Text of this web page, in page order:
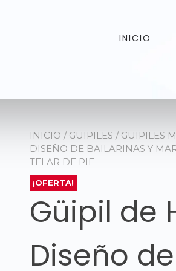
INICIO
INICIO / GÜIPILES / GÜIPILES
DISEÑO DE BAILARINAS Y
TELAR DE PIE
¡OFERTA!
Güipil de
Diseño